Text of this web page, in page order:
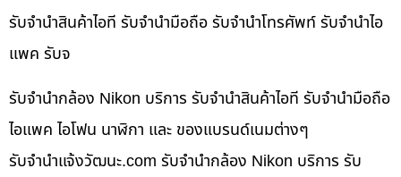
รับจำนำสินค้าไอที รับจำนำมือถือ รับจำนำโทรศัพท์ รับจำนำไอ
แพค รับจ
รับจำนำกล้อง Nikon บริการ รับจำนำสินค้าไอที รับจำนำมือถือ
ไอแพค ไอโฟน นาฬิกา และ ของแบรนด์เนมต่างๆ
รับจํานําแจ้งวัฒนะ.com รับจำนำกล้อง Nikon บริการ รับ